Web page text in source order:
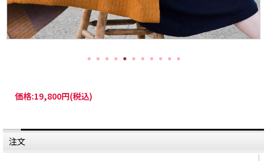
価格:19,800円(税込)
注文